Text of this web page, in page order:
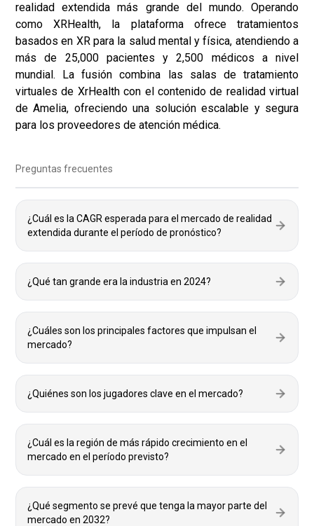
realidad extendida más grande del mundo. Operando
como XRHealth, la plataforma ofrece tratamientos
basados ​​en XR para la salud mental y física, atendiendo a
más de 25,000 pacientes y 2,500 médicos a nivel
mundial. La fusión combina las salas de tratamiento
virtuales de XrHealth con el contenido de realidad virtual
de Amelia, ofreciendo una solución escalable y segura
para los proveedores de atención médica.
Preguntas frecuentes
¿Cuál es la CAGR esperada para el mercado de realidad
extendida durante el período de pronóstico?
¿Qué tan grande era la industria en 2024?
¿Cuáles son los principales factores que impulsan el
mercado?
¿Quiénes son los jugadores clave en el mercado?
¿Cuál es la región de más rápido crecimiento en el
mercado en el período previsto?
¿Qué segmento se prevé que tenga la mayor parte del
mercado en 2032?